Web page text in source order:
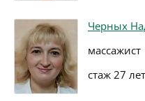
Черных
массажист
стаж 27 лет